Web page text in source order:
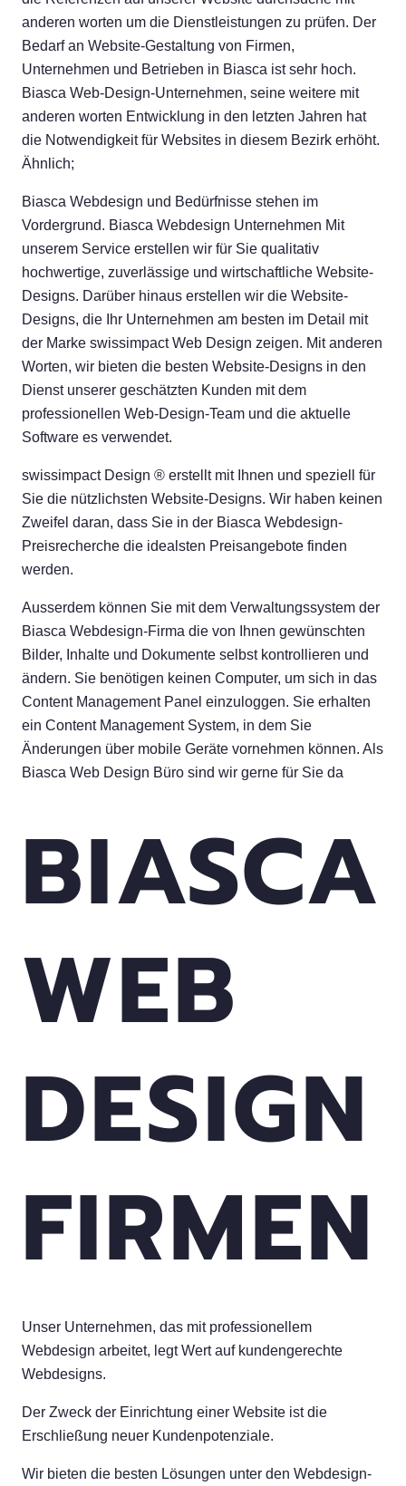
anderen worten um die Dienstleistungen zu prüfen. Der
Bedarf an Website-Gestaltung von Firmen,
Unternehmen und Betrieben in Biasca ist sehr hoch.
Biasca Web-Design-Unternehmen, seine weitere mit
anderen worten Entwicklung in den letzten Jahren hat
die Notwendigkeit für Websites in diesem Bezirk erhöht.
Ähnlich;
Biasca Webdesign und Bedürfnisse stehen im
Vordergrund. Biasca Webdesign Unternehmen Mit
unserem Service erstellen wir für Sie qualitativ
hochwertige, zuverlässige und wirtschaftliche Website-
Designs. Darüber hinaus erstellen wir die Website-
Designs, die Ihr Unternehmen am besten im Detail mit
der Marke swissimpact Web Design zeigen. Mit anderen
Worten, wir bieten die besten Website-Designs in den
Dienst unserer geschätzten Kunden mit dem
professionellen Web-Design-Team und die aktuelle
Software es verwendet.
swissimpact Design ® erstellt mit Ihnen und speziell für
Sie die nützlichsten Website-Designs. Wir haben keinen
Zweifel daran, dass Sie in der Biasca Webdesign-
Preisrecherche die idealsten Preisangebote finden
werden.
Ausserdem können Sie mit dem Verwaltungssystem der
Biasca Webdesign-Firma die von Ihnen gewünschten
Bilder, Inhalte und Dokumente selbst kontrollieren und
ändern. Sie benötigen keinen Computer, um sich in das
Content Management Panel einzuloggen. Sie erhalten
ein Content Management System, in dem Sie
Änderungen über mobile Geräte vornehmen können. Als
Biasca Web Design Büro sind wir gerne für Sie da
BIASCA
WEB
DESIGN
FIRMEN
Unser Unternehmen, das mit professionellem
Webdesign arbeitet, legt Wert auf kundengerechte
Webdesigns.
Der Zweck der Einrichtung einer Website ist die
Erschließung neuer Kundenpotenziale.
Wir bieten die besten Lösungen unter den Webdesign-